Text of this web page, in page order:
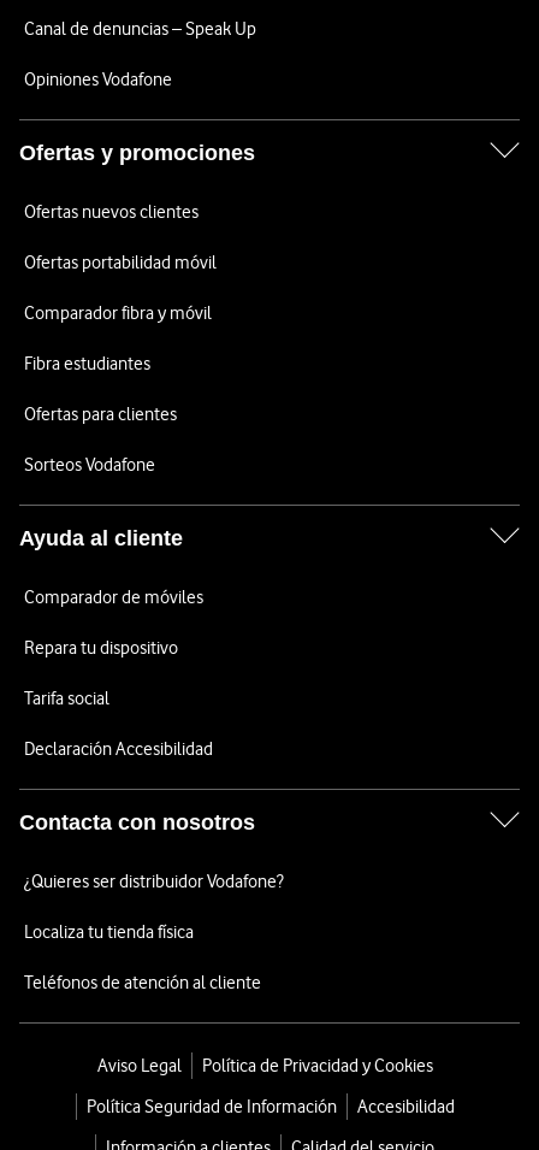
Canal de denuncias – Speak Up
Opiniones Vodafone
Ofertas y promociones
Ofertas nuevos clientes
Ofertas portabilidad móvil
Comparador fibra y móvil
Fibra estudiantes
Ofertas para clientes
Sorteos Vodafone
Ayuda al cliente
Comparador de móviles
Repara tu dispositivo
Tarifa social
Declaración Accesibilidad
Contacta con nosotros
¿Quieres ser distribuidor Vodafone?
Localiza tu tienda física
Teléfonos de atención al cliente
Aviso Legal
Política de Privacidad y Cookies
Política Seguridad de Información
Accesibilidad